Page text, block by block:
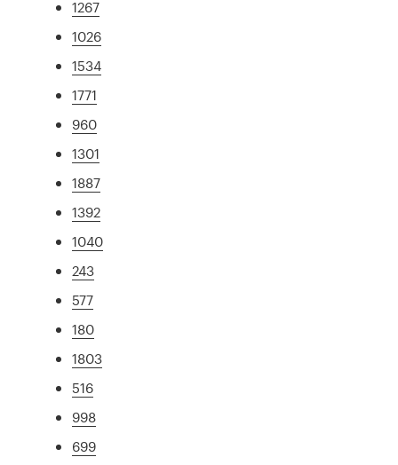
1267
1026
1534
1771
960
1301
1887
1392
1040
243
577
180
1803
516
998
699